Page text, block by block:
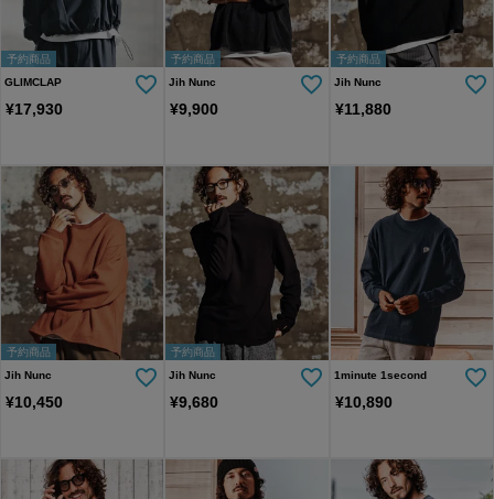
予約商品
GLIMCLAP
¥17,930
予約商品
Jih Nunc
¥9,900
予約商品
Jih Nunc
¥11,880
予約商品
Jih Nunc
¥10,450
予約商品
Jih Nunc
¥9,680
1minute 1second
¥10,890